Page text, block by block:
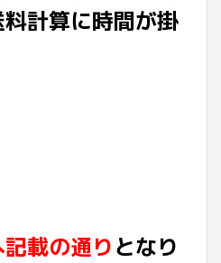
計算に時間が掛
載の通りとなり